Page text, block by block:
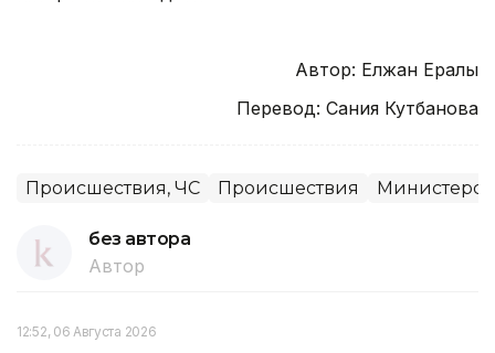
Автор: Елжан Ералы
Перевод: Сания Кутбанова
Происшествия, ЧС Происшествия
без автора
Автор
12:52, 06 Августа 2026